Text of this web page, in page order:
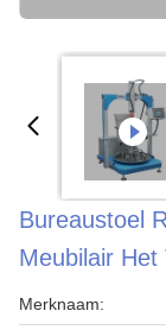
Bureaustoel
Meubilair Het
Merknaam: